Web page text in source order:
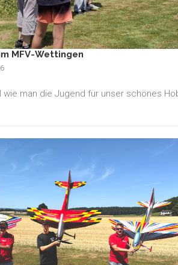
MFV-Wettingen
wie man die Jugend für unser schönes